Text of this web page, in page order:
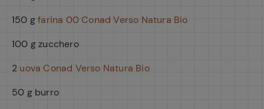
150 gfarina 00 Conad Verso Natura Bio
100 g zucchero
2 uova Conad Verso Natura Bio
50 g burro